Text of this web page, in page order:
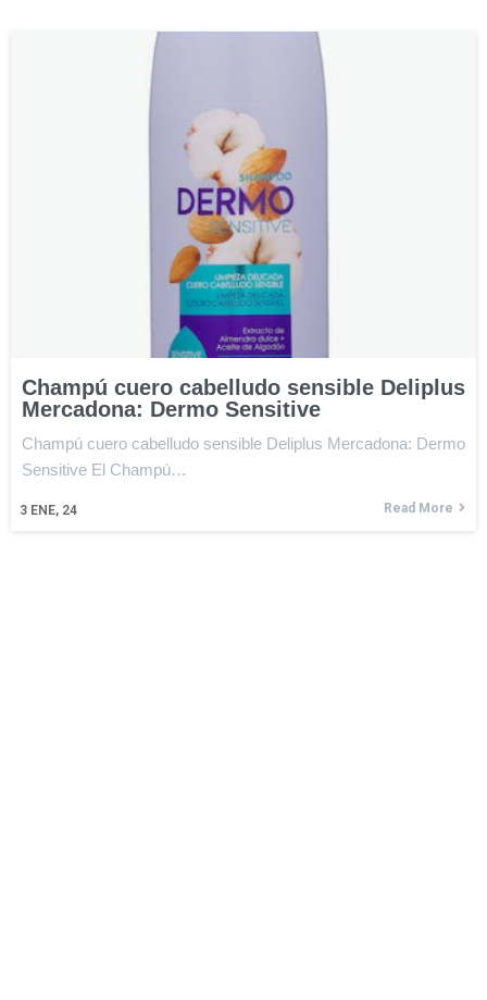
Champú cuero cabelludo sensible Deliplus
Mercadona: Dermo Sensitive
3 ENE, 24
Champú cuero cabelludo sensible Deliplus Mercadona: Dermo
Sensitive El Champú…
Read More